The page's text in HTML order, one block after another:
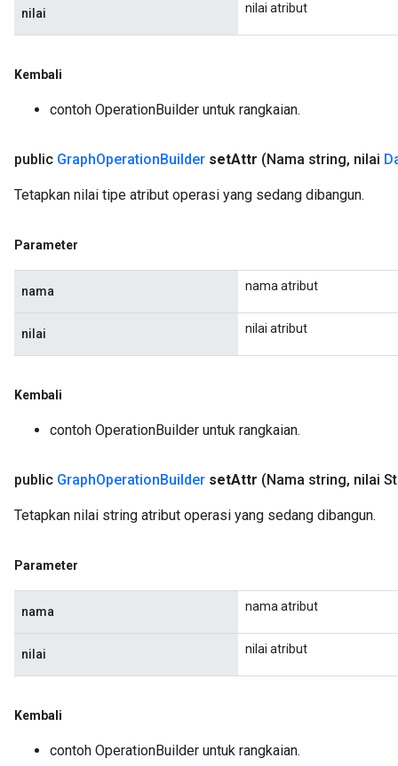
nilai nilai atribut
Kembali
contoh OperationBuilder untuk rangkaian.
public GraphOperationBuilder setAttr (Nama string, nilai
Tetapkan nilai tipe atribut operasi yang sedang dibangun.
Parameter
nama nama atribut
nilai nilai atribut
Kembali
contoh OperationBuilder untuk rangkaian.
public GraphOperationBuilder setAttr (Nama string, nilai
Tetapkan nilai string atribut operasi yang sedang dibangun.
Parameter
nama nama atribut
nilai nilai atribut
Kembali
contoh OperationBuilder untuk rangkaian.